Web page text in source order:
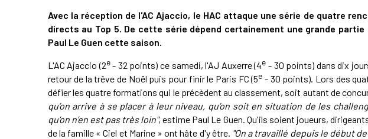
Avec la réception de l'AC Ajaccio, le HAC attaque une série de quatre
directs au Top 5. De cette série dépend certainement une grande
Paul Le Guen cette saison.
L'AC Ajaccio (2e- 32 points) ce samedi, l'AJ Auxerre (4e - 30 points) dans dix
retour de la trêve de Noël puis pour finir le Paris FC (5e - 30 points). Lors des
défier les quatre formations qui le précèdent au classement, soit autant de
qu’on arrive à se placer à leur niveau, qu’on soit en situation de les
qu’on n’en est pas très loin", estime Paul Le Guen. Qu'ils soient joueurs,
de la famille « Ciel et Marine » ont hâte d'y être. "On a travaillé depuis le début